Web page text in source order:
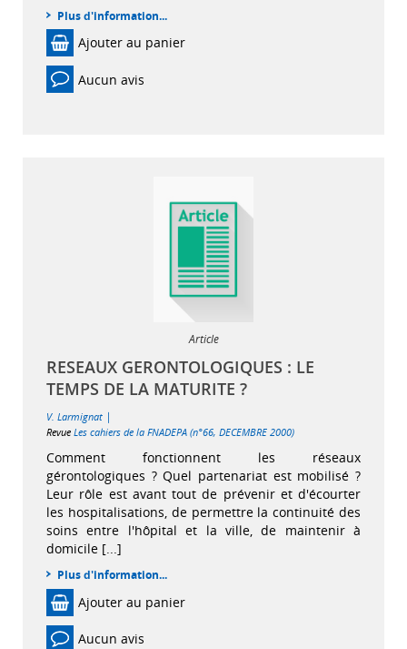
Plus d'information...
Ajouter au panier
Aucun avis
Article
RESEAUX GERONTOLOGIQUES : LE
TEMPS DE LA MATURITE ?
V. Larmignat |
Revue Les cahiers de la FNADEPA (n°66, DECEMBRE 2000)
Comment fonctionnent les réseaux
gérontologiques ? Quel partenariat est mobilisé ?
Leur rôle est avant tout de prévenir et d'écourter
les hospitalisations, de permettre la continuité des
soins entre l'hôpital et la ville, de maintenir à
domicile [...]
Plus d'information...
Ajouter au panier
Aucun avis